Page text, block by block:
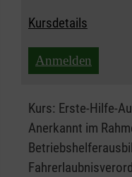
Kursdetails
Anmelden
Kurs: Erste-Hilfe-
Anerkannt im